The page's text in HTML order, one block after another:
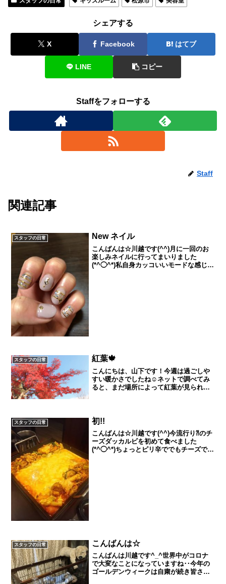
シェアする
X Facebook はてブ
LINE コピー
Staffをフォローする
Staff
関連記事
スタッフの日常 New ネイル
こんばんは☆川越です(^^)月に一回のお
楽しみネイルに行ってまいりました
(*^◯^*)私自身カッコいいモードな感じの
スタッフの日常 紅葉🍁
こんにちは、山下です！今週は過ごしや
すい暖かさでしたね☺️ネットで調べてみ
ると、まだ場所によって紅葉が見られる
つ、小学生の頃に社会見...
スタッフの日常 初!!
こんばんは☆川越です(^^)今流行り⁈のチ
ーズダッカルビを初めて食べました
(*^◯^*)ちょっとピリ辛ででもチーズでま
スタッフの日常 こんばんは☆
こんばんは川越です^_^世界中がコロナ
で大変なことになっていますね‥今年の
ゴールデンウィークは自粛が続き皆さま